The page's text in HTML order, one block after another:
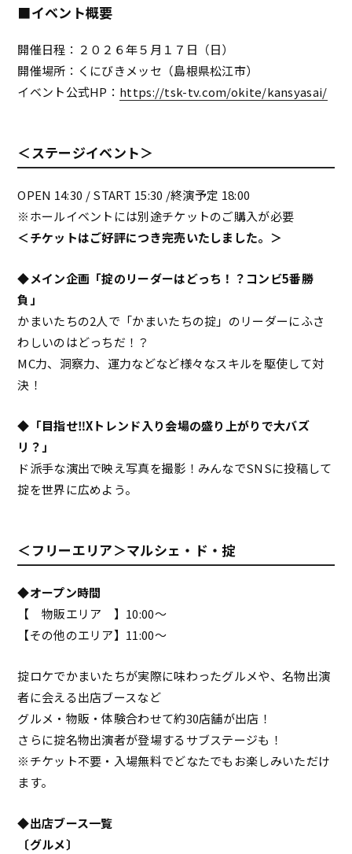
■イベント概要
開催日程：２０２６年５月１７日（日）
開催場所：くにびきメッセ（島根県松江市）
イベント公式HP： https://tsk-tv.com/okite/kansyasai/
＜ステージイベント＞
OPEN 14:30 / START 15:30 /終演予定 18:00
※ホールイベントには別途チケットのご購入が必要
＜チケットはご好評につき完売いたしました。＞
◆メイン企画「掟のリーダーはどっち！？コンビ5番勝
負」
かまいたちの2人で「かまいたちの掟」のリーダーにふさ
わしいのはどっちだ！？
MC力、洞察力、運力などなど様々なスキルを駆使して対
決！
◆「目指せ‼Xトレンド入り会場の盛り上がりで大バズ
リ？」
ド派手な演出で映え写真を撮影！みんなでSNSに投稿して
掟を世界に広めよう。
＜フリーエリア＞マルシェ・ド・掟
◆オープン時間
【 物販エリア 】10:00～
【その他のエリア】11:00〜
掟ロケでかまいたちが実際に味わったグルメや、名物出演
者に会える出店ブースなど
グルメ・物販・体験合わせて約30店舗が出店！
さらに掟名物出演者が登場するサブステージも！
※チケット不要・入場無料でどなたでもお楽しみいただけ
ます。
◆出店ブース一覧
〔グルメ〕